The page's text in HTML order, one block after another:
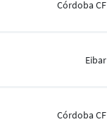
Córdoba CF
Eibar
Córdoba CF